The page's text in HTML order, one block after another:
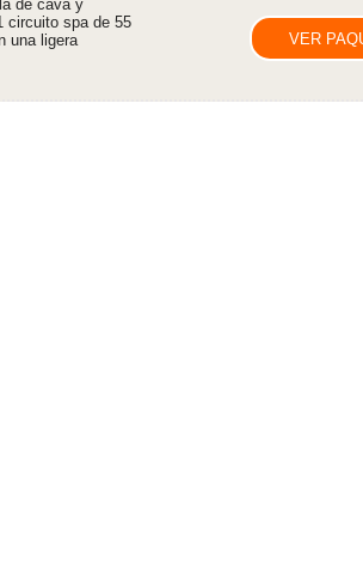
de cava y
circuito spa de 55
una ligera
VER